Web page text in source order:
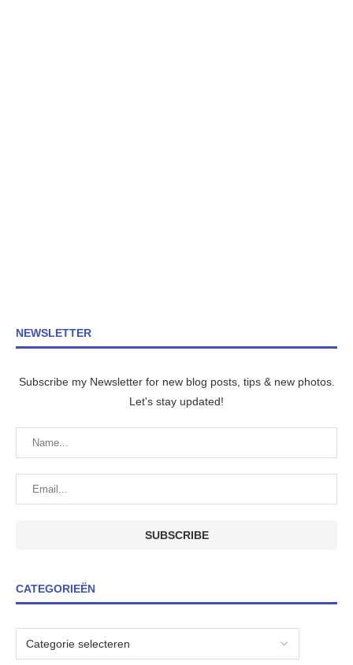
NEWSLETTER
Subscribe my Newsletter for new blog posts, tips & new photos.
Let's stay updated!
CATEGORIEËN